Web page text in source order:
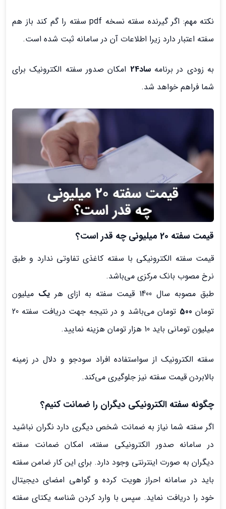
نکته مهم: اگر گیرنده سفته نسخه pdf سفته را گم کند باز هم
سفته اعتبار دارد زیرا اطلاعات آن در سامانه ثبت شده است.
به زودی در برنامهساد24
امکان صدور سفته الکترونیک برای
شما فراهم خواهد شد.
قیمت سفته 20 میلیونی چه قدر است؟
قیمت سفته الکترونیکی با سفته کاغذی تفاوتی ندارد و طبق
نرخ مصوب بانک مرکزی می‌باشد.
طبق مصوبه سال 1400 قیمت سفته به ازای هر
یک میلیون
تومان 500
تومان می‌باشد و در نتیجه جهت دریافت سفته 20
میلیون تومانی باید 10 هزار تومان هزینه نمایید.
سفته الکترونیک از سواستفاده افراد سودجو و دلال در زمینه
بالابردن قیمت سفته نیز جلوگیری می‌کند.
چگونه سفته الکترونیکی دیگران را ضمانت کنیم؟
اگر سفته شما نیاز به ضمانت شخص دیگری دارد نگران نباشید
در سامانه صدور الکترونیکی سفته، امکان ضمانت سفته
دیگران به صورت اینترنتی وجود دارد. برای این کار ضامن سفته
باید در سامانه احراز هویت کرده و گواهی امضای دیجیتال
خود را دریافت نماید. سپس با وارد کردن شناسه یکتای سفته